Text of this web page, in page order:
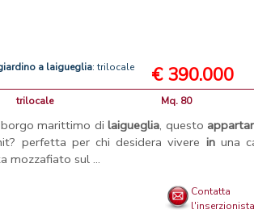
a laigueglia: trilocale € 390.000
trilocale Mq. 80
marittimo dilaigueglia, questo
perfetta per chi desidera vivere inuna
mozzafiato sul ...
Contatta
l'inserzionista